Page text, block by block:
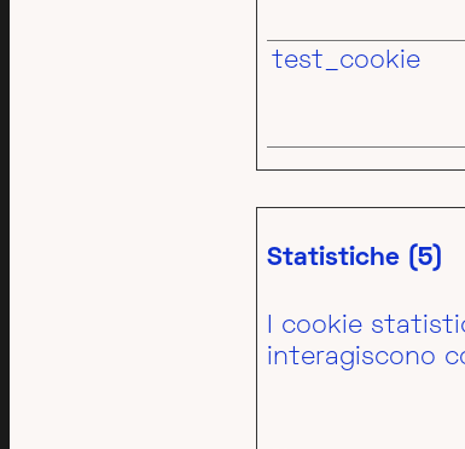
test_cookie
Statistiche (5)
I cookie
interagiscono